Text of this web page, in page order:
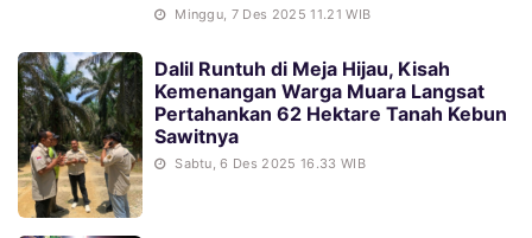
Minggu, 7 Des 2025 11.21 WIB
Dalil Runtuh di Meja Hijau, Kisah
Kemenangan Warga Muara Langsat
Pertahankan 62 Hektare Tanah Kebun
Sawitnya
Sabtu, 6 Des 2025 16.33 WIB